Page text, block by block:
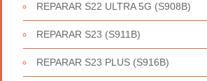
REPARAR S22 ULTRA 5G (S908B)
REPARAR S23 (S911B)
REPARAR S23 PLUS (S916B)